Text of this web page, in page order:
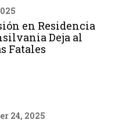
en Residencia
Deja al
Fatales
24, 2025